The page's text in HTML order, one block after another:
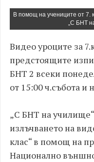
В помощ на учениците от 7.
„С БНТ
Видео уроците за 7.
предстоящите
БНТ 2 всеки
от 15:00 ч.събота и
„С БНТ на училище“
излъчването на
клас“ в помощ на
Национално